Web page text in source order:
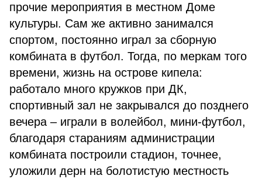
прочие мероприятия в местном Доме
культуры. Сам же активно занимался
спортом, постоянно играл за сборную
комбината в футбол. Тогда, по меркам того
времени, жизнь на острове кипела:
работало много кружков при ДК,
спортивный зал не закрывался до позднего
вечера – играли в волейбол, мини-футбол,
благодаря стараниям администрации
комбината построили стадион, точнее,
уложили дерн на болотистую местность